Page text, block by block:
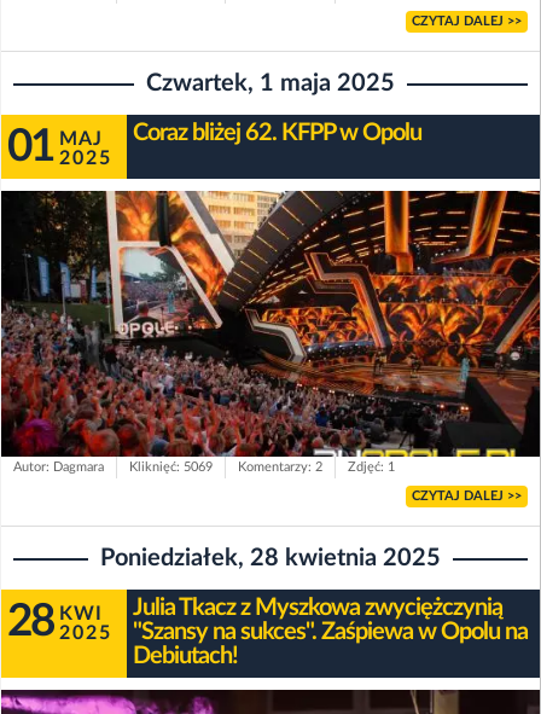
CZYTAJ DALEJ >>
Czwartek, 1 maja 2025
01 MAJ
2025
Coraz bliżej 62. KFPP w Opolu
Autor: Dagmara Kliknięć: 5069 Komentarzy: 2 Zdjęć: 1
CZYTAJ DALEJ >>
Poniedziałek, 28 kwietnia 2025
28 KWI
2025
Julia Tkacz z Myszkowa zwyciężczynią
"Szansy na sukces". Zaśpiewa w Opolu na
Debiutach!